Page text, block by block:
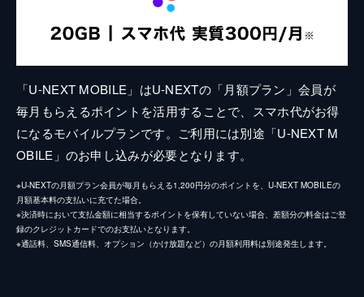
「U-NEXT MOBILE」はU-NEXTの「月額プラン」会員が
毎月もらえるポイントを活用することで、スマホ代がお得
になるモバイルプランです。ご利用には別途「U-NEXT M
OBILE」のお申し込みが必要となります。
※U-NEXTの月額プラン会員が毎月もらえる1,200円分のポイントを、U-NEXT MOBILEの
月額基本料の支払いに充てた場合。
※決済時において支払金額に相当するポイントを保有していない場合、差額分の料金はご登
録のクレジットカードでのお支払いとなります。
※通話料、SMS通信料、オプション（かけ放題など）の月額利用料は別途発生します。